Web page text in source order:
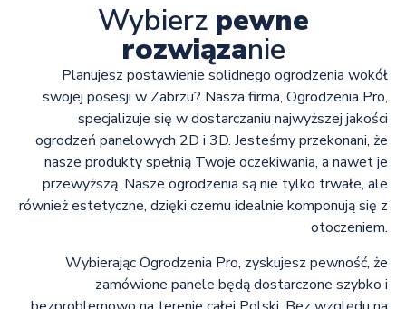
Wybierz pewne
rozwiązanie
Planujesz postawienie solidnego ogrodzenia wokół
swojej posesji w Zabrzu? Nasza firma, Ogrodzenia Pro,
specjalizuje się w dostarczaniu najwyższej jakości
ogrodzeń panelowych 2D i 3D. Jesteśmy przekonani, że
nasze produkty spełnią Twoje oczekiwania, a nawet je
przewyższą. Nasze ogrodzenia są nie tylko trwałe, ale
również estetyczne, dzięki czemu idealnie komponują się z
otoczeniem.
Wybierając Ogrodzenia Pro, zyskujesz pewność, że
zamówione panele będą dostarczone szybko i